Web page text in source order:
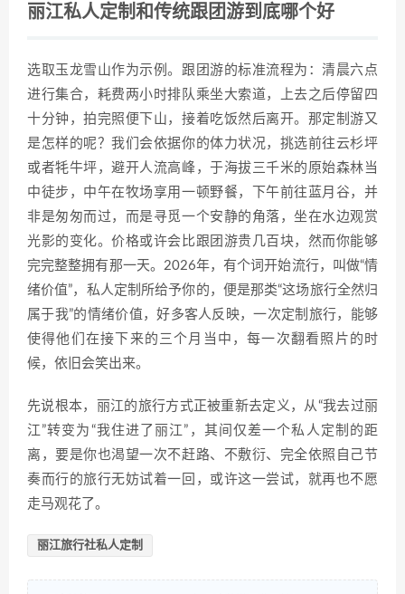
丽江私人定制和传统跟团游到底哪个好
选取玉龙雪山作为示例。跟团游的标准流程为：清晨六点
进行集合，耗费两小时排队乘坐大索道，上去之后停留四
十分钟，拍完照便下山，接着吃饭然后离开。那定制游又
是怎样的呢？我们会依据你的体力状况，挑选前往云杉坪
或者牦牛坪，避开人流高峰，于海拔三千米的原始森林当
中徒步，中午在牧场享用一顿野餐，下午前往蓝月谷，并
非是匆匆而过，而是寻觅一个安静的角落，坐在水边观赏
光影的变化。价格或许会比跟团游贵几百块，然而你能够
完完整整拥有那一天。2026年，有个词开始流行，叫做“情
绪价值”，私人定制所给予你的，便是那类“这场旅行全然归
属于我”的情绪价值，好多客人反映，一次定制旅行，能够
使得他们在接下来的三个月当中，每一次翻看照片的时
候，依旧会笑出来。
先说根本，丽江的旅行方式正被重新去定义，从“我去过丽
江”转变为“我住进了丽江”，其间仅差一个私人定制的距
离，要是你也渴望一次不赶路、不敷衍、完全依照自己节
奏而行的旅行无妨试着一回，或许这一尝试，就再也不愿
走马观花了。
丽江旅行社私人定制